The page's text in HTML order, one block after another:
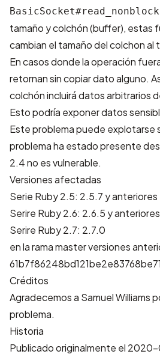
BasicSocket#read_nonblock
tamaño y colchón (buffer), estas
cambian el tamaño del colchon
En casos donde la operación
retornan sin copiar dato alguno.
colchón incluirá datos arbitrarios
Esto podría exponer datos
Este problema puede explotarse
problema ha estado presente
2.4 no es vulnerable.
Versiones afectadas
Serie Ruby 2.5: 2.5.7 y anteriores
Serire Ruby 2.6: 2.6.5 y anteriores
Serire Ruby 2.7: 2.7.0
en la rama master versiones
Créditos
Agradecemos a Samuel Williams
problema.
Historia
Publicado originalmente el